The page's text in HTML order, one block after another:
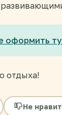
оформить
отдыха!
Не